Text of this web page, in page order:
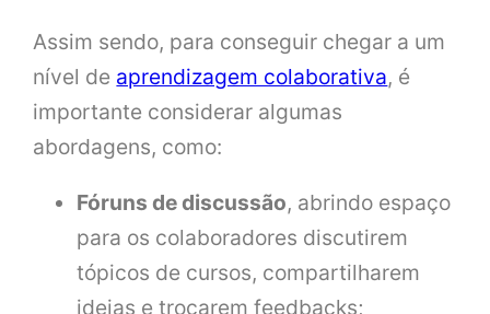
Assim sendo, para conseguir chegar a um
nível de aprendizagem colaborativa, é
importante considerar algumas
abordagens, como:
Fóruns de discussão, abrindo espaço
para os colaboradores discutirem
tópicos de cursos, compartilharem
ideias e trocarem feedbacks;